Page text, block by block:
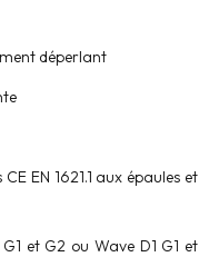
déperlant
EN 1621.1 aux épaules et
et G2 ou Wave D1 G1 et